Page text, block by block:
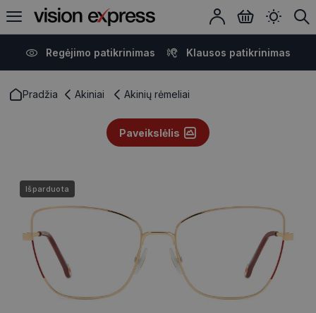
Regėjimo patikrinimas Klausos patikrinimas
Pradžia Akiniai Akinių rėmeliai
Paveikslėlis
Išparduota